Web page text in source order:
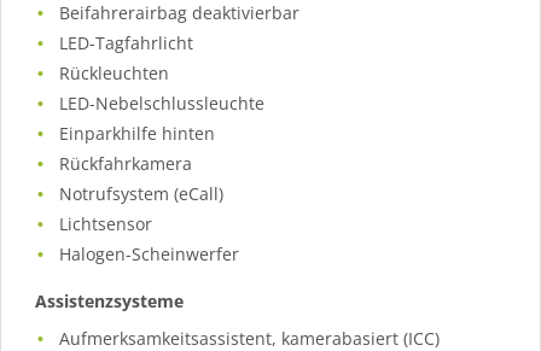
Beifahrerairbag deaktivierbar
LED-Tagfahrlicht
Rückleuchten
LED-Nebelschlussleuchte
Einparkhilfe hinten
Rückfahrkamera
Notrufsystem (eCall)
Lichtsensor
Halogen-Scheinwerfer
Assistenzsysteme
Aufmerksamkeitsassistent, kamerabasiert (ICC)